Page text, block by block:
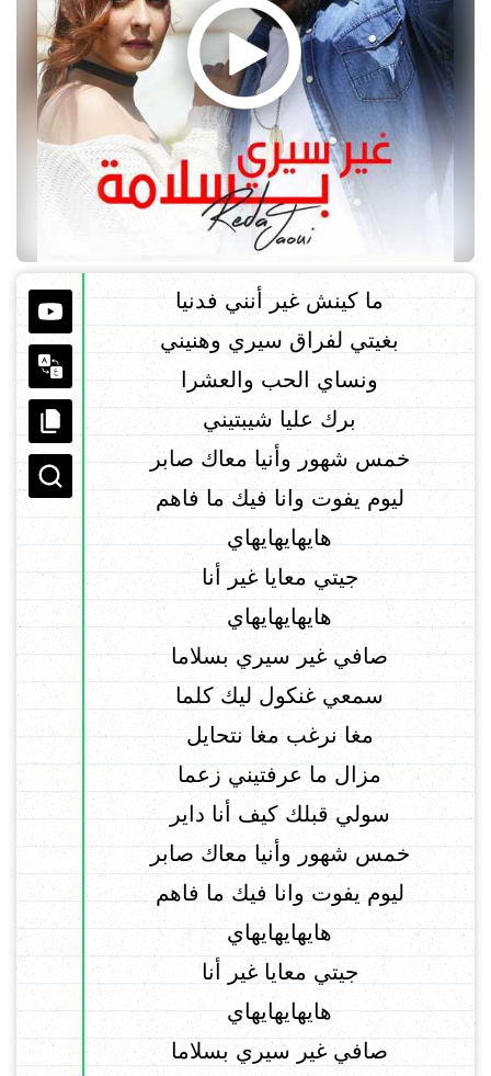
ما كينش غير أنني فدنيا
بغيتي لفراق سيري وهنيني
ونساي الحب والعشرا
برك عليا شيبتيني
خمس شهور وأنيا معاك صابر
ليوم يفوت وانا فيك ما فاهم
هايهايهايهاي
جيتي معايا غير أنا
هايهايهايهاي
صافي غير سيري بسلاما
سمعي غنكول ليك كلما
مغا نرغب مغا نتحايل
مزال ما عرفتيني زعما
سولي قبلك كيف أنا داير
خمس شهور وأنيا معاك صابر
ليوم يفوت وانا فيك ما فاهم
هايهايهايهاي
جيتي معايا غير أنا
هايهايهايهاي
صافي غير سيري بسلاما